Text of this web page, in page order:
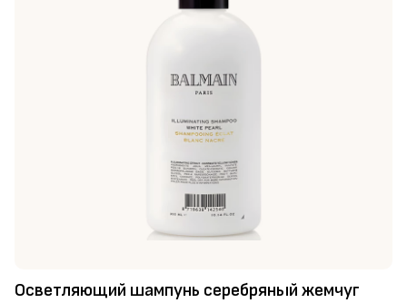
Осветляющий шампунь серебряный жемчуг